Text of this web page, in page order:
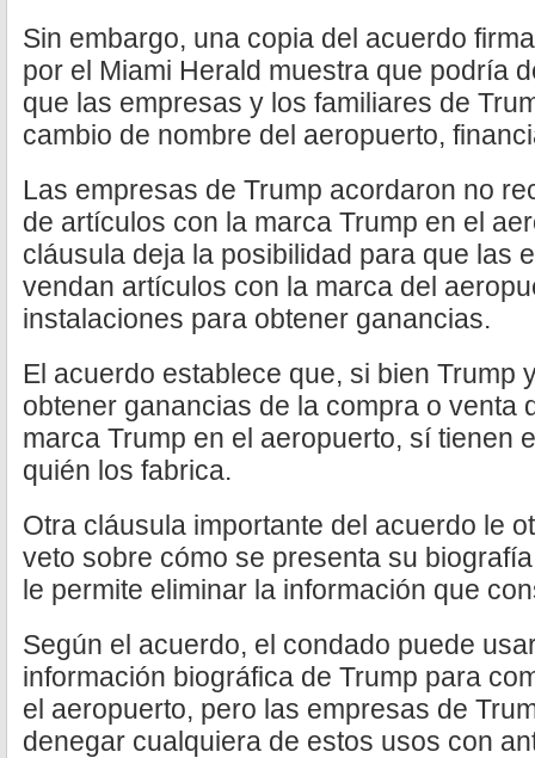
Sin embargo, una copia del acuerdo
por el Miami Herald muestra que podría
que las empresas y los familiares de
cambio de nombre del aeropuerto,
Las empresas de Trump acordaron no
de artículos con la marca Trump en el
cláusula deja la posibilidad para que las
vendan artículos con la marca del
instalaciones para obtener ganancias.
El acuerdo establece que, si bien Trump
obtener ganancias de la compra o venta
marca Trump en el aeropuerto, sí tienen
quién los fabrica.
Otra cláusula importante del acuerdo le
veto sobre cómo se presenta su
le permite eliminar la información que
Según el acuerdo, el condado puede
información biográfica de Trump para
el aeropuerto, pero las empresas de
denegar cualquiera de estos usos con